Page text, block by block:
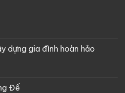
dựng gia đình hoàn hảo
Đế